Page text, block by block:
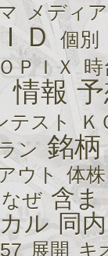
メディア
Ｄ 個別
ＰＩＸ 時
情報
テスト
Ｋ
ン 銘柄
ウト
体株
なぜ 含ま
ル 同内
展開 キ